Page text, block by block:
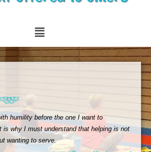
humility before the one I want to
is why I must understand that helping is not
wanting to serve.